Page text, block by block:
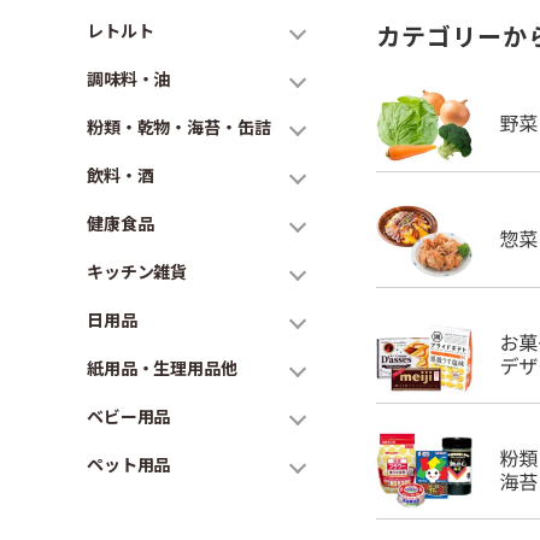
レトルト
調味料・油
粉類・乾物・海苔・缶詰
飲料・酒
健康食品
キッチン雑貨
日用品
紙用品・生理用品他
ベビー用品
ペット用品
カテゴリーか